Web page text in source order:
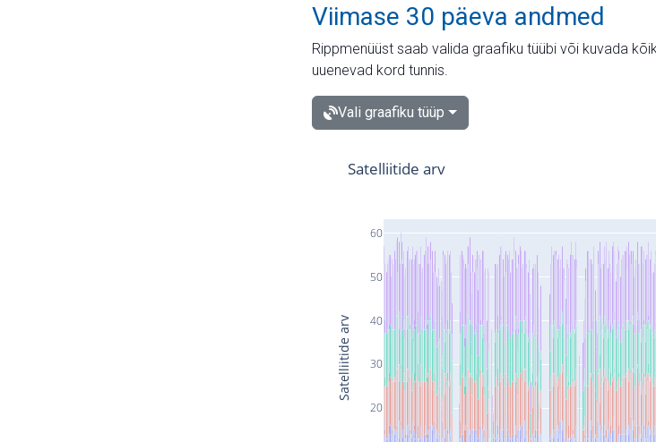
Viimase 30 päeva andmed
Rippmenüüst saab valida graafiku tüübi või kuvada
uuenevad kord tunnis.
Vali graafiku tüüp
20
30
40
50
60
Satelliitide arv
Satelliitide arv